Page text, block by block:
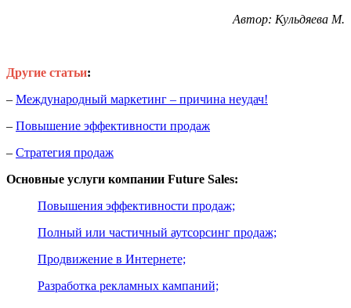
Автор: Кульдяева М.
Другие статьи:
– Международный маркетинг – причина неудач!
– Повышение эффективности продаж
– Стратегия продаж
Основные услуги компании Future Sales:
Повышения эффективности продаж;
Полный или частичный аутсорсинг продаж;
Продвижение в Интернете;
Разработка рекламных кампаний;